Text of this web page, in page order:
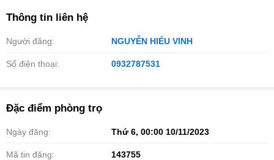
Thông tin liên hệ
Người đăng: NGUYỄN HIẾU VINH
Số điện thoại: 0932787531
Đặc điểm phòng trọ
Ngày đăng: Thứ 6, 00:00 10/11/2023
Mã tin đăng: 143755